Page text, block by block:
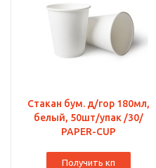
Стакан бум. д/гор 180мл,
белый, 50шт/упак /30/
PAPER-CUP
Получить кп